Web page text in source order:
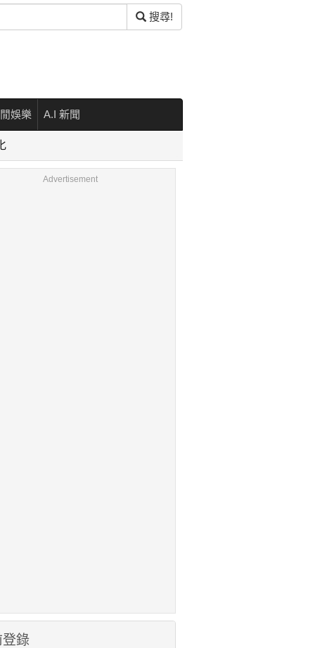
搜尋!
娛樂 A.I 新聞
Advertisement
錄